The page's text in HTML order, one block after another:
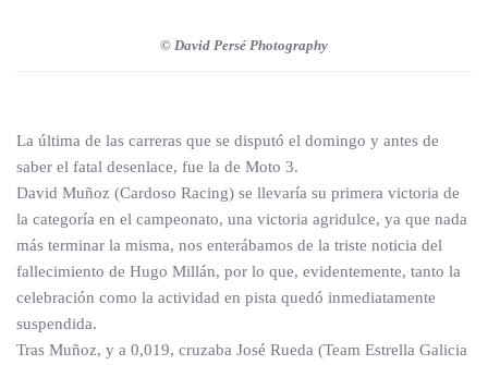
© David Persé Photography
La última de las carreras que se disputó el domingo y antes de
saber el fatal desenlace, fue la de Moto 3.
David Muñoz (Cardoso Racing) se llevaría su primera victoria de
la categoría en el campeonato, una victoria agridulce, ya que nada
más terminar la misma, nos enterábamos de la triste noticia del
fallecimiento de Hugo Millán, por lo que, evidentemente, tanto la
celebración como la actividad en pista quedó inmediatamente
suspendida.
Tras Muñoz, y a 0,019, cruzaba José Rueda (Team Estrella Galicia